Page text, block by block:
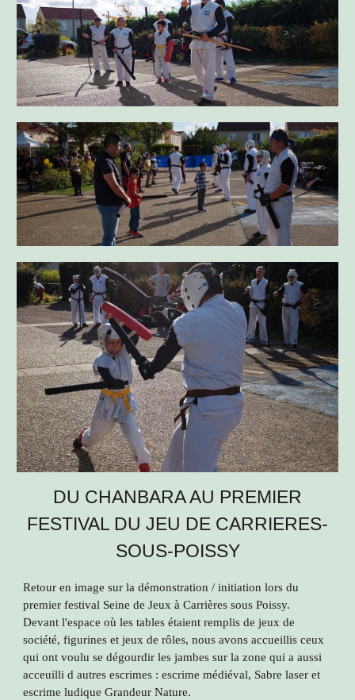
DU CHANBARA AU PREMIER
FESTIVAL DU JEU DE CARRIERES-
SOUS-POISSY
Retour en image sur la démonstration / initiation lors du
premier festival Seine de Jeux à Carrières sous Poissy.
Devant l'espace où les tables étaient remplis de jeux de
société, figurines et jeux de rôles, nous avons accueillis ceux
qui ont voulu se dégourdir les jambes sur la zone qui a aussi
acceuilli d autres escrimes : escrime médiéval, Sabre laser et
escrime ludique Grandeur Nature.